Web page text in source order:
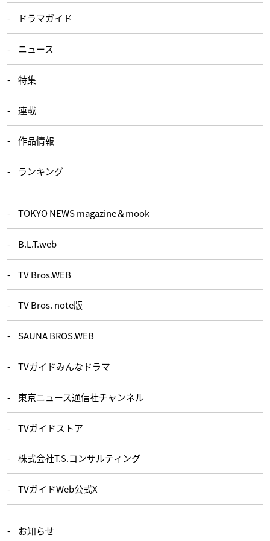
ドラマガイド
ニュース
特集
連載
作品情報
ランキング
TOKYO NEWS magazine＆mook
B.L.T.web
TV Bros.WEB
TV Bros. note版
SAUNA BROS.WEB
TVガイドみんなドラマ
東京ニュース通信社チャンネル
TVガイドストア
株式会社T.S.コンサルティング
TVガイドWeb公式X
お知らせ